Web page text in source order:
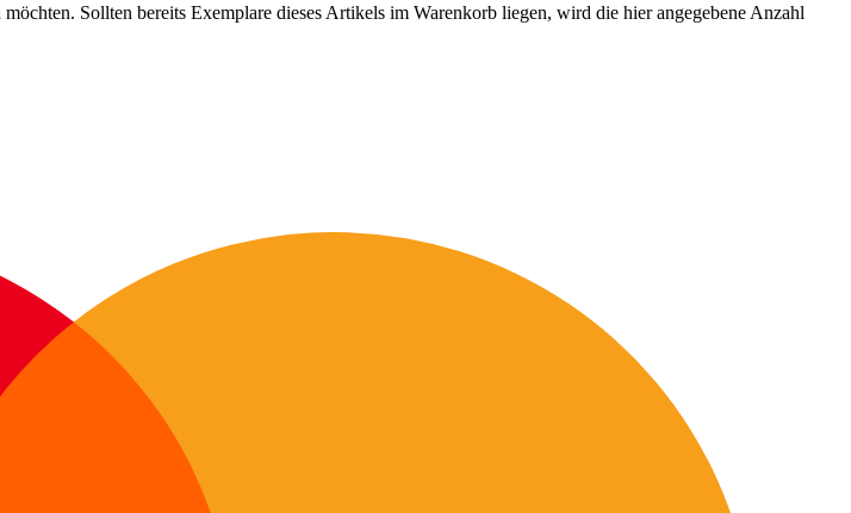
Sollten bereits Exemplare dieses Artikels im Warenkorb liegen, wird die hier angegebene Anzahl